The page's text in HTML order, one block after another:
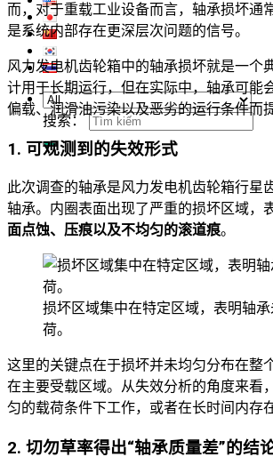
搜索：
而，对于重载工业设备而言，轴承损坏通
是系统内部存在更深层次问题的信号。
风力发电机齿轮箱中的轴承损坏就是一个
计用于长期运行，但在实际中，轴承可能
偏载、润滑油污染以及恶劣的运行条件而
1. 可观测到的失效形式
此次调查的轴承是风力发电机齿轮箱行星
轴承。内圈表面出现了严重的损坏区域，
面点蚀、压痕以及不均匀的滚道痕。
损坏区域集中在特定区域，表明轴
荷。
这里的关键点在于损坏并未均匀分布在整
在主要受载区域。从失效分析的角度来看
匀的载荷条件下工作，或者在长时间内存
2. 切勿草率得出“轴承质量差”的结